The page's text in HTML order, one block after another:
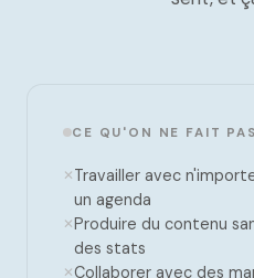
CE QU'ON NE FAIT PAS
Travailler avec
un agenda
Produire du contenu
des stats
Collaborer avec des